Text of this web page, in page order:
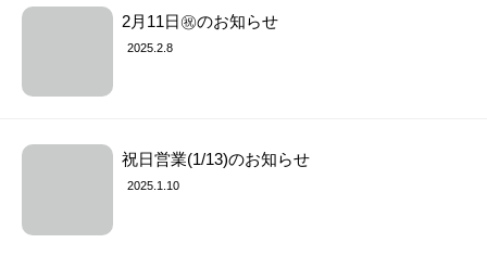
2月11日㊗︎のお知らせ
2025.2.8
祝日営業(1/13)のお知らせ
2025.1.10